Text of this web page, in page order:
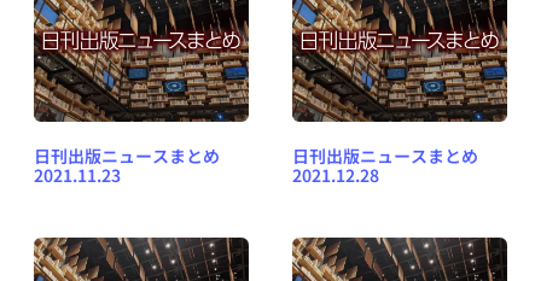
日刊出版ニュースまとめ
2021.11.23
日刊出版ニュースまとめ
2021.12.28